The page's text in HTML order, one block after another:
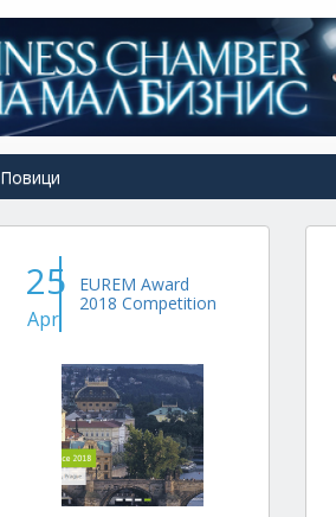
Повици
25
Apr
EUREM Award
2018 Competition